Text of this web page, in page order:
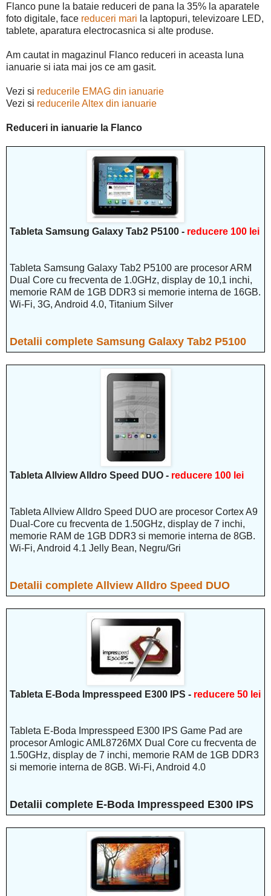
Flanco pune la bataie reduceri de pana la 35% la aparatele
foto digitale, face reduceri mari la laptopuri, televizoare LED,
tablete, aparatura electrocasnica si alte produse.
Am cautat in magazinul Flanco reduceri in aceasta luna
ianuarie si iata mai jos ce am gasit.
Vezi si reducerile EMAG din ianuarie
Vezi si reducerile Altex din ianuarie
Reduceri in ianuarie la Flanco
Tableta Samsung Galaxy Tab2 P5100 - reducere 100 lei
Tableta Samsung Galaxy Tab2 P5100 are procesor ARM
Dual Core cu frecventa de 1.0GHz, display de 10,1 inchi,
memorie RAM de 1GB DDR3 si memorie interna de 16GB.
Wi-Fi, 3G, Android 4.0, Titanium Silver
Detalii complete Samsung Galaxy Tab2 P5100
Tableta Allview Alldro Speed DUO - reducere 100 lei
Tableta Allview Alldro Speed DUO are procesor Cortex A9
Dual-Core cu frecventa de 1.50GHz, display de 7 inchi,
memorie RAM de 1GB DDR3 si memorie interna de 8GB.
Wi-Fi, Android 4.1 Jelly Bean, Negru/Gri
Detalii complete Allview Alldro Speed DUO
Tableta E-Boda Impresspeed E300 IPS - reducere 50 lei
Tableta E-Boda Impresspeed E300 IPS Game Pad are
procesor Amlogic AML8726MX Dual Core cu frecventa de
1.50GHz, display de 7 inchi, memorie RAM de 1GB DDR3
si memorie interna de 8GB. Wi-Fi, Android 4.0
Detalii complete E-Boda Impresspeed E300 IPS